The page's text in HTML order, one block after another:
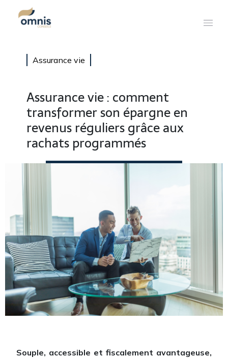
Assurance vie
Assurance vie : comment
transformer son épargne en
revenus réguliers grâce aux
rachats programmés
Souple, accessible et fiscalement avantageuse,